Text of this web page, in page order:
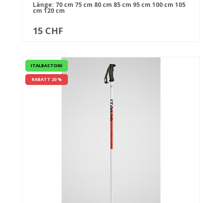
Länge: 70 cm 75 cm 80 cm 85 cm 95 cm 100 cm 105
cm 120 cm
15 CHF
ITALBASTONI
RABATT 20 %